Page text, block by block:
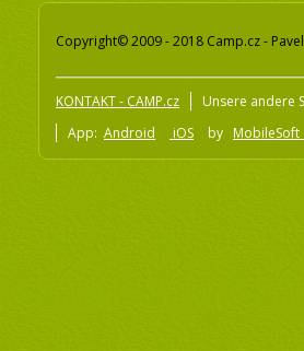
Copyright© 2009 - 2018 Camp.cz -
KONTAKT - CAMP.cz Unsere andere
App: Android iOS by MobileSoft